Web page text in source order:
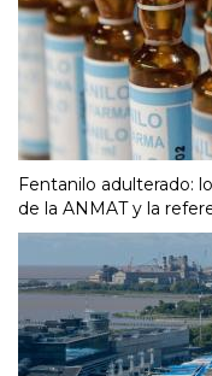
Fentanilo adulterado:
de la ANMAT y la